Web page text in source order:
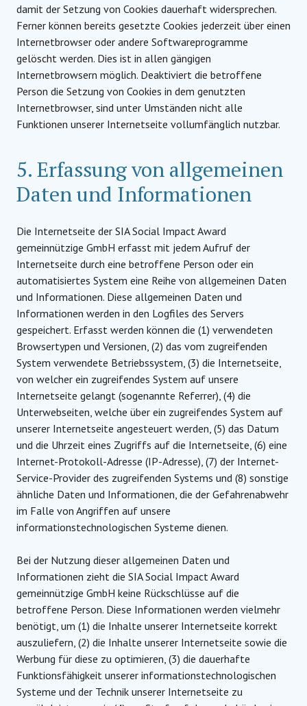
damit der Setzung von Cookies dauerhaft widersprechen.
Ferner können bereits gesetzte Cookies jederzeit über einen
Internetbrowser oder andere Softwareprogramme
gelöscht werden. Dies ist in allen gängigen
Internetbrowsern möglich. Deaktiviert die betroffene
Person die Setzung von Cookies in dem genutzten
Internetbrowser, sind unter Umständen nicht alle
Funktionen unserer Internetseite vollumfänglich nutzbar.
5. Erfassung von allgemeinen
Daten und Informationen
Die Internetseite der SIA Social Impact Award
gemeinnützige GmbH erfasst mit jedem Aufruf der
Internetseite durch eine betroffene Person oder ein
automatisiertes System eine Reihe von allgemeinen Daten
und Informationen. Diese allgemeinen Daten und
Informationen werden in den Logfiles des Servers
gespeichert. Erfasst werden können die (1) verwendeten
Browsertypen und Versionen, (2) das vom zugreifenden
System verwendete Betriebssystem, (3) die Internetseite,
von welcher ein zugreifendes System auf unsere
Internetseite gelangt (sogenannte Referrer), (4) die
Unterwebseiten, welche über ein zugreifendes System auf
unserer Internetseite angesteuert werden, (5) das Datum
und die Uhrzeit eines Zugriffs auf die Internetseite, (6) eine
Internet-Protokoll-Adresse (IP-Adresse), (7) der Internet-
Service-Provider des zugreifenden Systems und (8) sonstige
ähnliche Daten und Informationen, die der Gefahrenabwehr
im Falle von Angriffen auf unsere
informationstechnologischen Systeme dienen.
Bei der Nutzung dieser allgemeinen Daten und
Informationen zieht die SIA Social Impact Award
gemeinnützige GmbH keine Rückschlüsse auf die
betroffene Person. Diese Informationen werden vielmehr
benötigt, um (1) die Inhalte unserer Internetseite korrekt
auszuliefern, (2) die Inhalte unserer Internetseite sowie die
Werbung für diese zu optimieren, (3) die dauerhafte
Funktionsfähigkeit unserer informationstechnologischen
Systeme und der Technik unserer Internetseite zu